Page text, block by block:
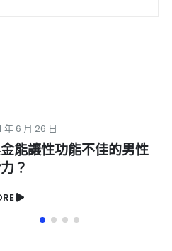
12 月 25 日
功效中有什麼作用？日
用你熟悉嗎？